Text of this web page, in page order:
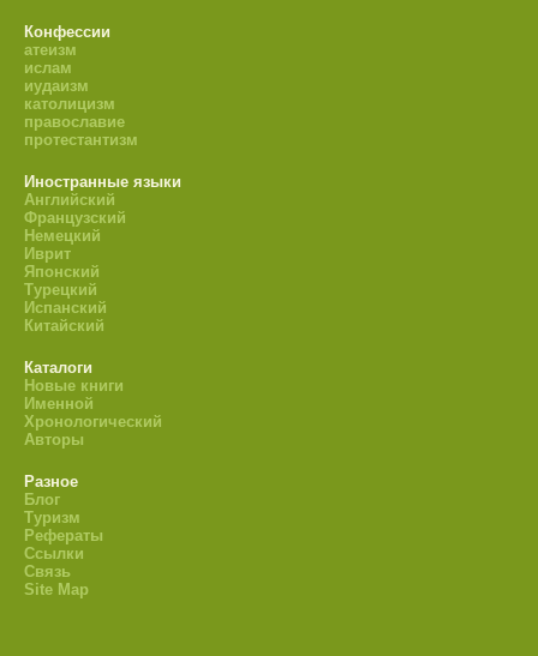
Конфессии
атеизм
ислам
иудаизм
католицизм
православие
протестантизм
Иностранные языки
Английский
Французский
Немецкий
Иврит
Японский
Турецкий
Испанский
Китайский
Каталоги
Новые книги
Именной
Хронологический
Авторы
Разное
Блог
Туризм
Рефераты
Ссылки
Связь
Site Map